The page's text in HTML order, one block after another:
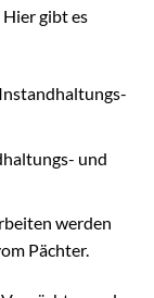
gibt es
und
werden
Pächter.